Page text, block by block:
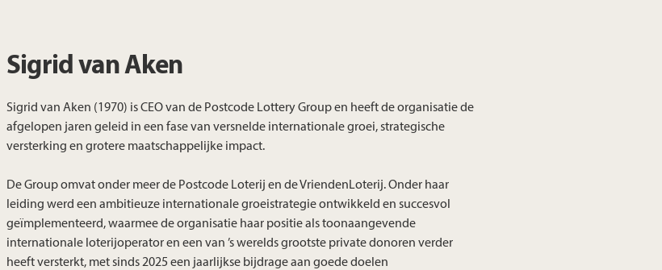
Sigrid van Aken
Sigrid van Aken (1970) is CEO van de Postcode Lottery Group en heeft de organisatie de
afgelopen jaren geleid in een fase van versnelde internationale groei, strategische
versterking en grotere maatschappelijke impact.
De Group omvat onder meer de Postcode Loterij en de VriendenLoterij. Onder haar
leiding werd een ambitieuze internationale groeistrategie ontwikkeld en succesvol
geïmplementeerd, waarmee de organisatie haar positie als toonaangevende
internationale loterijoperator en een van ’s werelds grootste private donoren verder
heeft versterkt, met sinds 2025 een jaarlijkse bijdrage aan goede doelen